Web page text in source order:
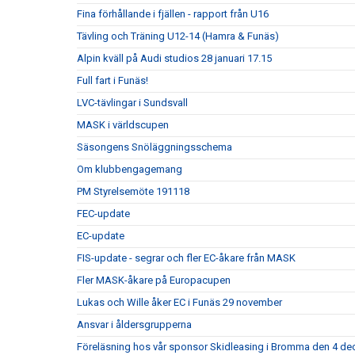
Fina förhållande i fjällen - rapport från U16
Tävling och Träning U12-14 (Hamra & Funäs)
Alpin kväll på Audi studios 28 januari 17.15
Full fart i Funäs!
LVC-tävlingar i Sundsvall
MASK i världscupen
Säsongens Snöläggningsschema
Om klubbengagemang
PM Styrelsemöte 191118
FEC-update
EC-update
FIS-update - segrar och fler EC-åkare från MASK
Fler MASK-åkare på Europacupen
Lukas och Wille åker EC i Funäs 29 november
Ansvar i åldersgrupperna
Föreläsning hos vår sponsor Skidleasing i Bromma den 4